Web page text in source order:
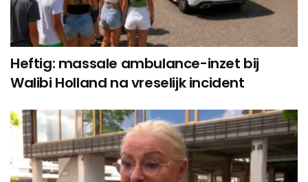
Heftig: massale ambulance-inzet bij
Walibi Holland na vreselijk incident